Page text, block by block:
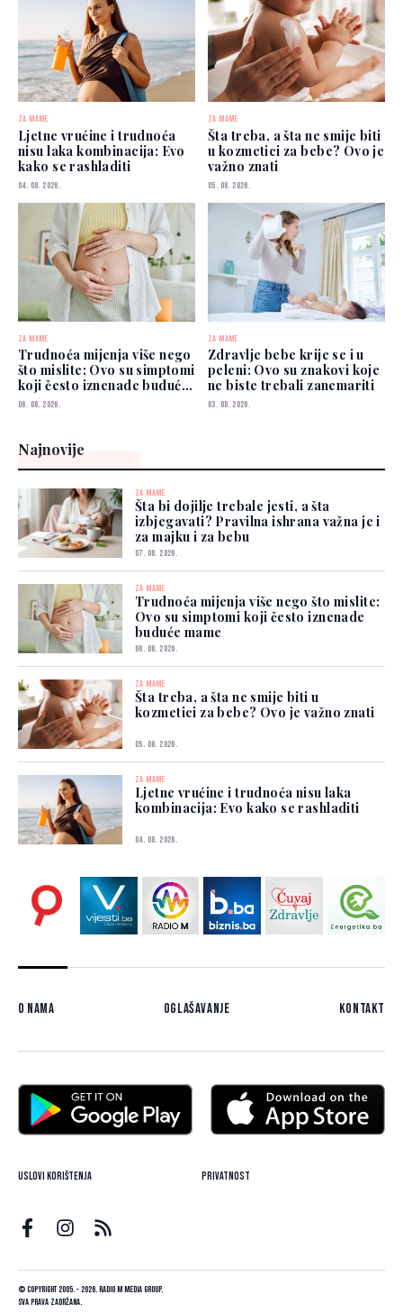
ZA MAME
Ljetne vrućine i trudnoća
nisu laka kombinacija: Evo
kako se rashladiti
04. 08. 2026.
ZA MAME
Šta treba, a šta ne smije biti
u kozmetici za bebe? Ovo je
važno znati
05. 08. 2026.
ZA MAME
Trudnoća mijenja više nego
što mislite: Ovo su simptomi
koji često iznenade buduće
mame
06. 08. 2026.
ZA MAME
Zdravlje bebe krije se i u
peleni: Ovo su znakovi koje
ne biste trebali zanemariti
03. 08. 2026.
Najnovije
ZA MAME
Šta bi dojilje trebale jesti, a šta
izbjegavati? Pravilna ishrana važna je i
za majku i za bebu
07. 08. 2026.
ZA MAME
Trudnoća mijenja više nego što mislite:
Ovo su simptomi koji često iznenade
buduće mame
06. 08. 2026.
ZA MAME
Šta treba, a šta ne smije biti u
kozmetici za bebe? Ovo je važno znati
05. 08. 2026.
ZA MAME
Ljetne vrućine i trudnoća nisu laka
kombinacija: Evo kako se rashladiti
04. 08. 2026.
O nama Oglašavanje Kontakt
Uslovi korištenja Privatnost
© Copyright 2005. - 2026. Radio M Media Group.
Sva prava zadržana.